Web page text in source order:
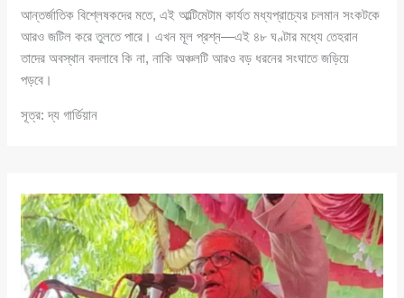
আন্তর্জাতিক বিশ্লেষকদের মতে, এই আল্টিমেটাম কার্যত মধ্যপ্রাচ্যের চলমান সংকটকে
আরও জটিল করে তুলতে পারে। এখন মূল প্রশ্ন—এই ৪৮ ঘণ্টার মধ্যে তেহরান
তাদের অবস্থান বদলাবে কি না, নাকি অঞ্চলটি আরও বড় ধরনের সংঘাতে জড়িয়ে
পড়বে।
সূত্র: দ্য গার্ডিয়ান